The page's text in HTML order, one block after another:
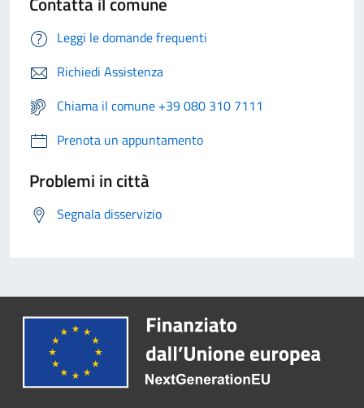
Leggi le domande frequenti
Richiedi Assistenza
Chiama il comune +39 080 310 7111
Prenota un appuntamento
Problemi in città
Segnala disservizio